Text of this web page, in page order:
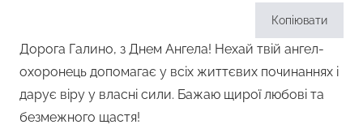
Копіювати
Дорога Галино, з Днем Ангела! Нехай твій ангел-
охоронець допомагає у всіх життєвих починаннях і
дарує віру у власні сили. Бажаю щирої любові та
безмежного щастя!